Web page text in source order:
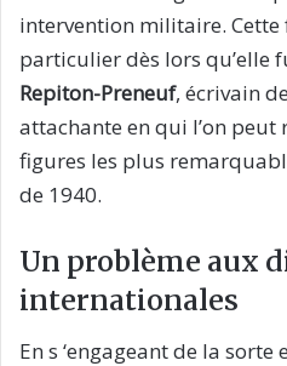
intervention militaire.
particulier dès lors qu’elle
Repiton-Preneuf, écrivain
attachante en qui l’on peut
figures les plus
de 1940.
Un problème aux
internationales
En s ‘engageant de la sorte